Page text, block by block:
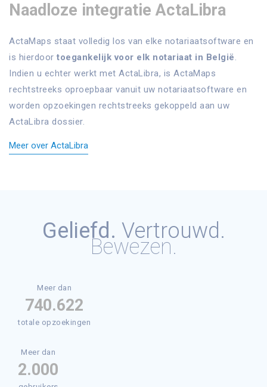
Naadloze integratie ActaLibra
ActaMaps staat volledig los van elke notariaatsoftware en
is hierdoor toegankelijk voor elk notariaat in België.
Indien u echter werkt met ActaLibra, is ActaMaps
rechtstreeks oproepbaar vanuit uw notariaatsoftware en
worden opzoekingen rechtstreeks gekoppeld aan uw
ActaLibra dossier.
Meer over ActaLibra
Geliefd. Vertrouwd.
Bewezen.
Meer dan
793.523
totale opzoekingen
Meer dan
2.000